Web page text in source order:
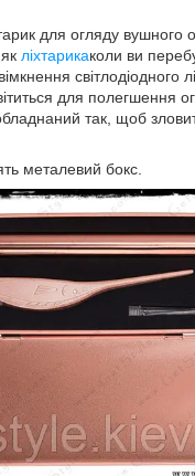
для огляду вушного
ліхтарикаколи ви
світлодіодного
для полегшення
так, щоб
металевий бокс.